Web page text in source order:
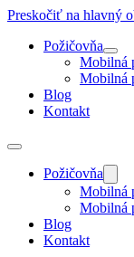
Preskočiť na hlavný
Požičovňa
Mobilná
Mobilná
Blog
Kontakt
Požičovňa
Mobilná
Mobilná
Blog
Kontakt